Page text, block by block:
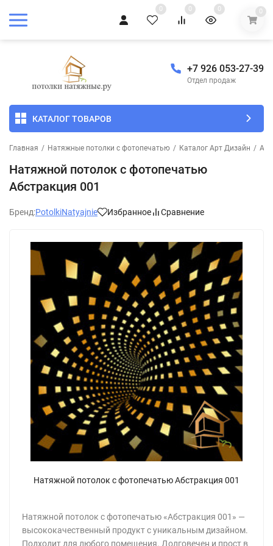
0 0 0 0
+7 926 053-27-39
Отдел продаж
КАТАЛОГ ТОВАРОВ
Главная / Натяжные потолки с фотопечатью / Каталог Арт Дизайн /
Натяжной потолок с фотопечатью
Абстракция 001
Бренд:PotolkiNatyajnie Избранное Сравнение
Натяжной потолок с фотопечатью Абстракция 001
Натяжной потолок с фотопечатью «Абстракция 001» —
высококачественный продукт с уникальным дизайном.
Подходит для любого помещения. Долговечен и прост в